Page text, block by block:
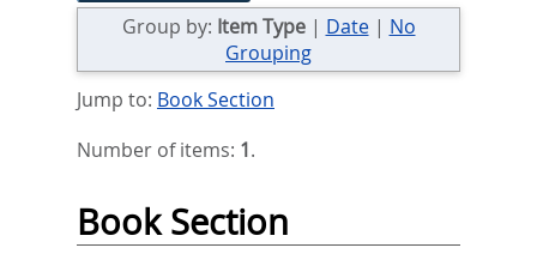
Group by: Item Type| Date| No
Grouping
Jump to: Book Section
Number of items: 1.
Book Section